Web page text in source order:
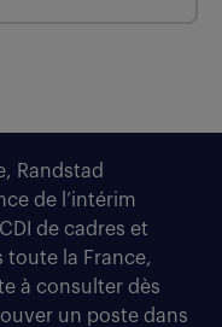
Randstad
de l’intérim
de cadres et
toute la France,
à consulter dès
un poste dans